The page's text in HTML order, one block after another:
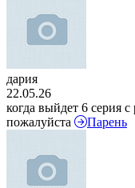
дария
22.05.26
когда выйдет 6 серия
пожалуйста
Парень